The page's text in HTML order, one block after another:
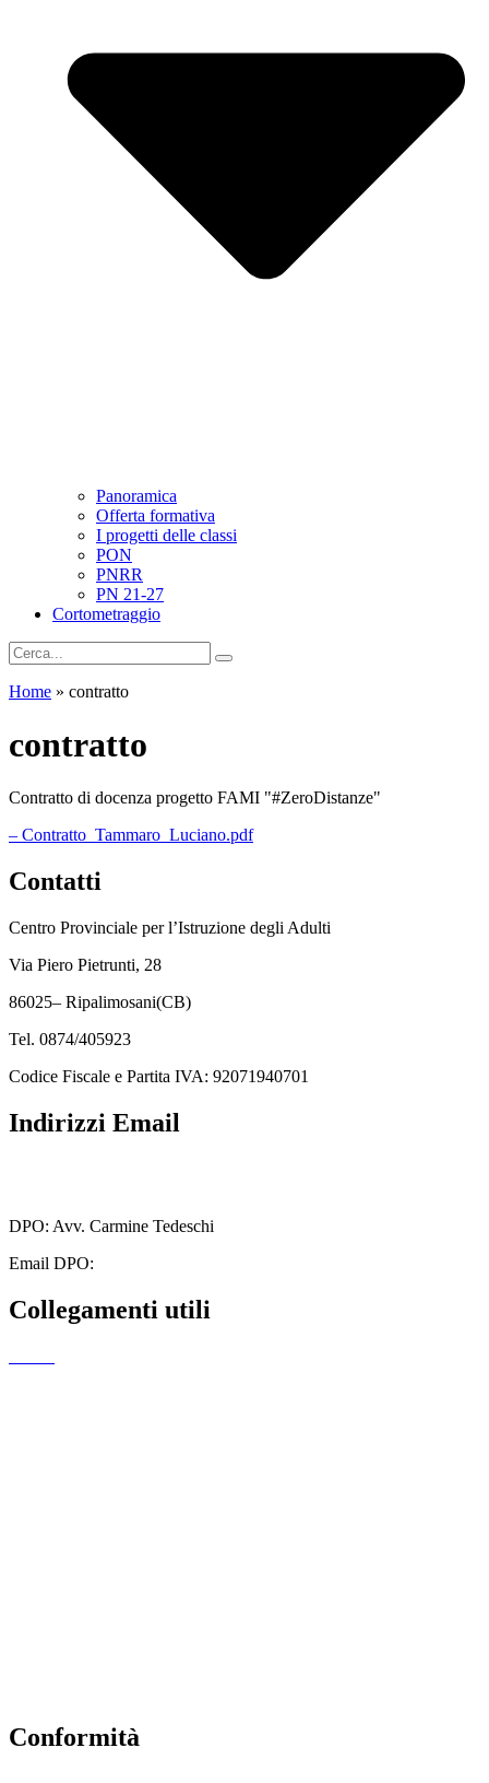
Panoramica
Offerta formativa
I progetti delle classi
PON
PNRR
PN 21-27
Cortometraggio
Home » contratto
contratto
Contratto di docenza progetto FAMI "#ZeroDistanze"
– Contratto_Tammaro_Luciano.pdf
Contatti
Centro Provinciale per l’Istruzione degli Adulti
Via Piero Pietrunti, 28
86025– Ripalimosani(CB)
Tel. 0874/405923
Codice Fiscale e Partita IVA: 92071940701
Indirizzi Email
DPO: Avv. Carmine Tedeschi
Email DPO:
Collegamenti utili
Conformità